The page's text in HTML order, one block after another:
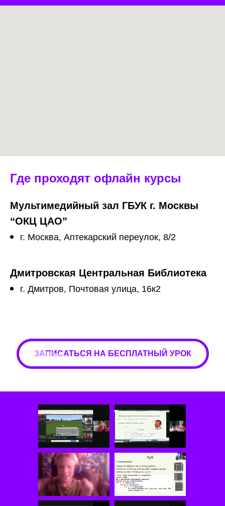
Где проходят офлайн курсы
Мультимедийный зал ГБУК г. Москвы
“ОКЦ ЦАО”
г. Москва, Аптекарский переулок, 8/2
Дмитровская Центральная Библиотека
г. Дмитров, Почтовая улица, 16к2
ЗАПИСАТЬСЯ НА БЕСПЛАТНЫЙ УРОК